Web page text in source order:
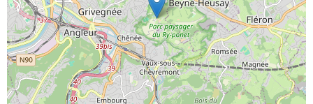
1 Offre disponible